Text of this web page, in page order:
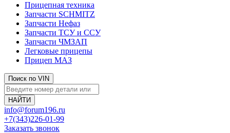
Прицепная техника
Запчасти SCHMITZ
Запчасти Нефаз
Запчасти ТСУ и ССУ
Запчасти ЧМЗАП
Легковые прицепы
Прицеп МАЗ
Поиск по VIN
info@forum196.ru
+7(343)226-01-99
Заказать звонок